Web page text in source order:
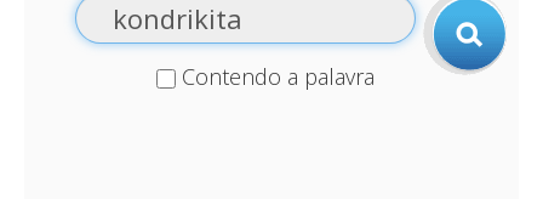
Contendo a palavra